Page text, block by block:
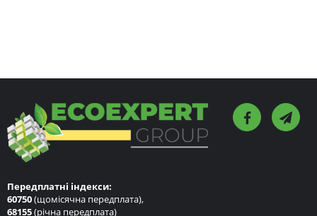
Передплатні індекси:
60750(щомісячна передплата),
68155(річна передплата)